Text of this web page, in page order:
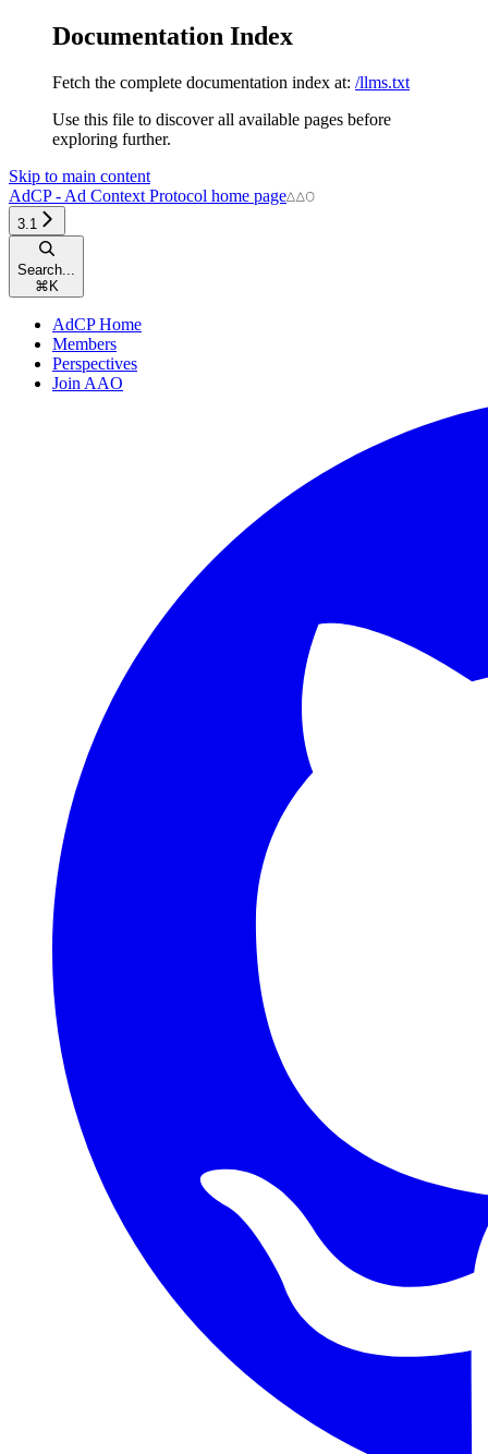
Documentation Index
Fetch the complete documentation index at: /llms.txt
Use this file to discover all available pages before
exploring further.
Skip to main content
AdCP - Ad Context Protocol home page
3.1
Search...
⌘ K
AdCP Home
Members
Perspectives
Join AAO